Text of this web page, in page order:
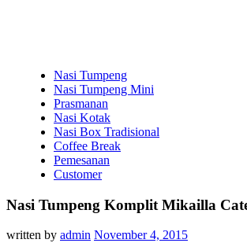
Nasi Tumpeng
Nasi Tumpeng Mini
Prasmanan
Nasi Kotak
Nasi Box Tradisional
Coffee Break
Pemesanan
Customer
Nasi Tumpeng Komplit Mikailla
written by admin November 4, 2015